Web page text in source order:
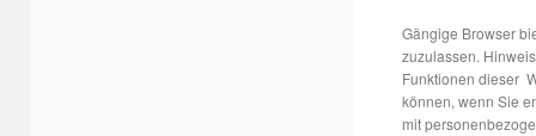
Gängige Browser
zuzulassen.
Funktionen dieser
können, wenn Sie
mit